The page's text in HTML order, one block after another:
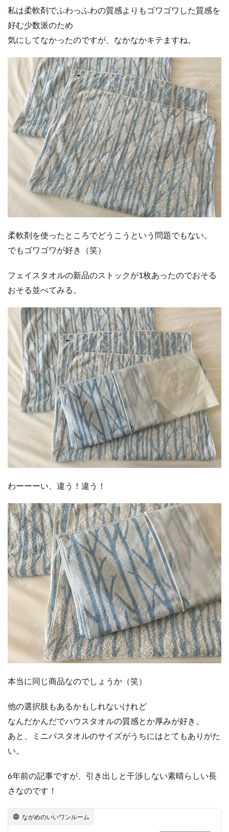
私は柔軟剤でふわっふわの質感よりもゴワゴワした質感を
好む少数派のため
気にしてなかったのですが、なかなかキテますね。
柔軟剤を使ったところでどうこうという問題でもない。
でもゴワゴワが好き（笑）
フェイスタオルの新品のストックが1枚あったのでおそる
おそる並べてみる。
わーーーい、違う！違う！
本当に同じ商品なのでしょうか（笑）
他の選択肢もあるかもしれないけれど
なんだかんだでハウスタオルの質感とか厚みが好き。
あと、ミニバスタオルのサイズがうちにはとてもありがた
い。
6年前の記事ですが、引き出しと干渉しない素晴らしい長
さなのです！
ながめのいいワンルーム